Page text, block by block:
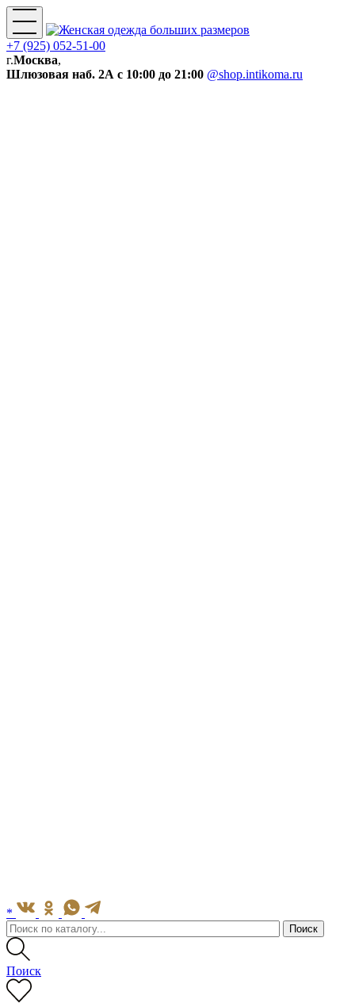
+7 (925) 052-51-00
г.Москва,
Шлюзовая наб. 2А с 10:00 до 21:00 @shop.intikoma.ru
*
Поиск